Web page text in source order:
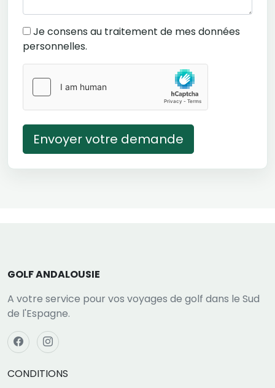
Je consens au traitement de mes données
personnelles.
Envoyer votre demande
GOLF ANDALOUSIE
A votre service pour vos voyages de golf dans le Sud
de l'Espagne.
CONDITIONS